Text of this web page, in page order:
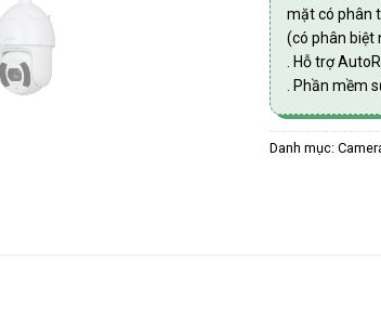
mặt có phân
(có phân biệt
. Hỗ trợ
. Phần mềm
Danh mục: